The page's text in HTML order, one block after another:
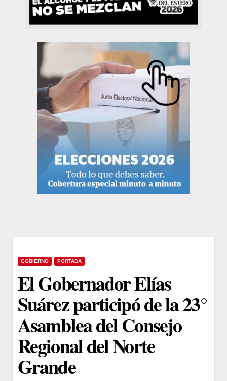
GOBIERNO PORTADA
El Gobernador Elías
Suárez participó de la 23°
Asamblea del Consejo
Regional del Norte
Grande